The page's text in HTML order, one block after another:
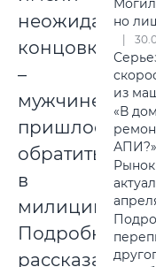
неожиданную
концовку
–
мужчине
пришлось
обратиться
в
милицию.
Подробности
рассказала
но
из
«В